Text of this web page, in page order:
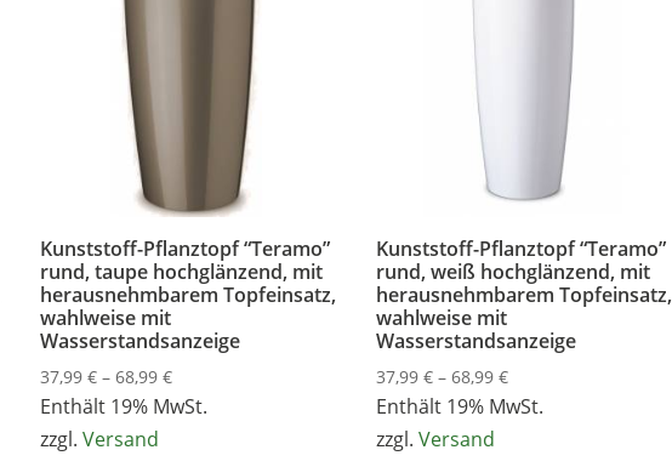
Kunststoff-Pflanztopf “Teramo”
rund, taupe hochglänzend, mit
herausnehmbarem Topfeinsatz,
wahlweise mit
Wasserstandsanzeige
37,99€ –68,99€Preisspanne:
37,99 €
Enthält 19% MwSt.
zzgl.Versand
Kunststoff-Pflanztopf “Teramo”
rund, weiß hochglänzend, mit
herausnehmbarem Topfeinsatz,
wahlweise mit
Wasserstandsanzeige
37,99€ –68,99€Preisspanne:
37,99 €
Enthält 19% MwSt.
zzgl.Versand